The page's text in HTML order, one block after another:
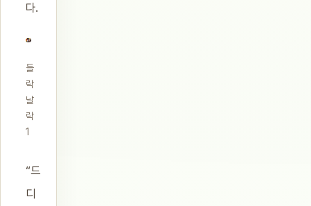
다.
들
락
날
락
1
“드
디